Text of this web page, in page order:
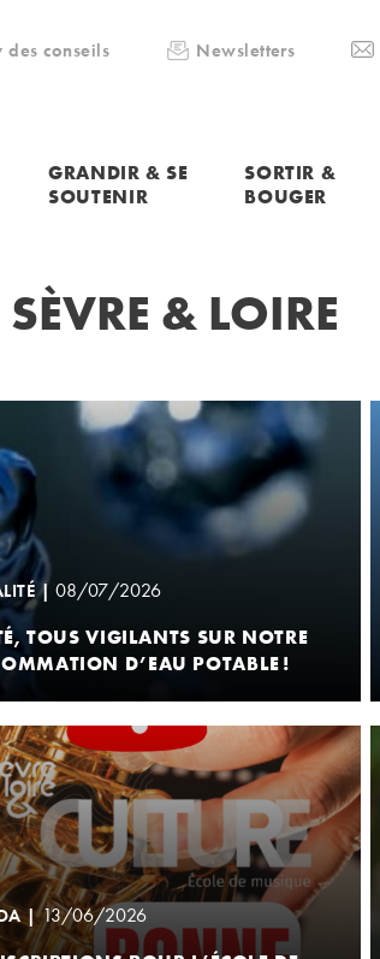
des conseils Newsletters
GRANDIR & SE
SOUTENIR
SORTIR &
BOUGER
& LOIRE
| 08/07/2026
TOUS VIGILANTS SUR NOTRE
D’EAU POTABLE !
|13/06/2026